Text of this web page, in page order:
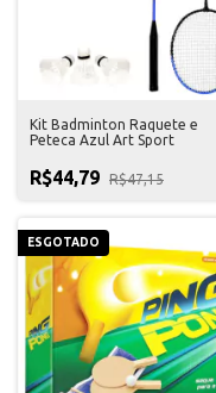
Kit Badminton Raquete e
Peteca Azul Art Sport
R$44,79 R$47,15
ESGOTADO